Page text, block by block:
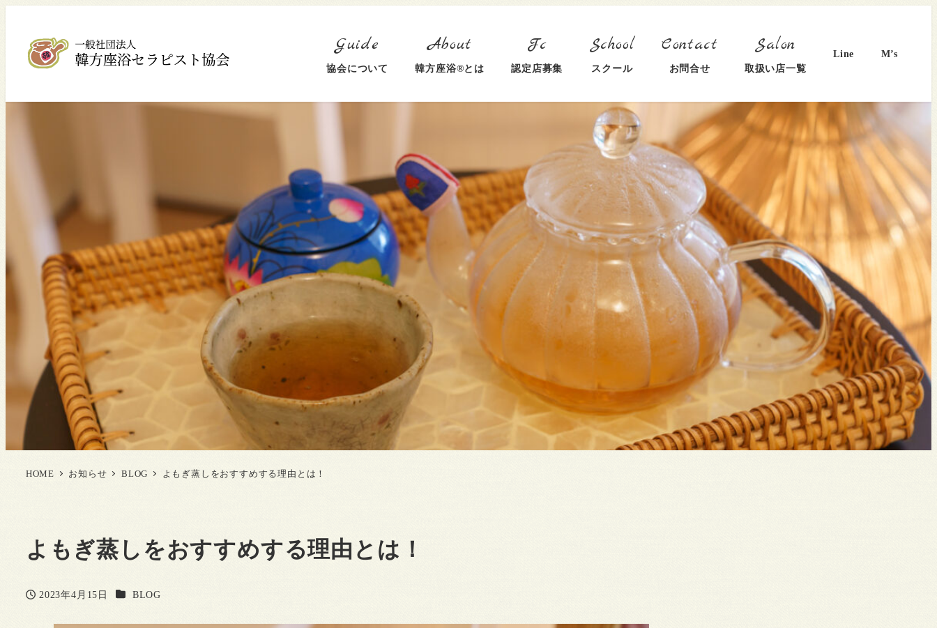
協会について 韓方座浴®とは 認定店募集 スクール お問合せ 取扱い店一覧
Line M’s
HOME お知らせ BLOG よもぎ蒸しをおすすめする理由とは！
よもぎ蒸しをおすすめする理由とは！
投稿日
2023年4月15日 カテゴリー
BLOG